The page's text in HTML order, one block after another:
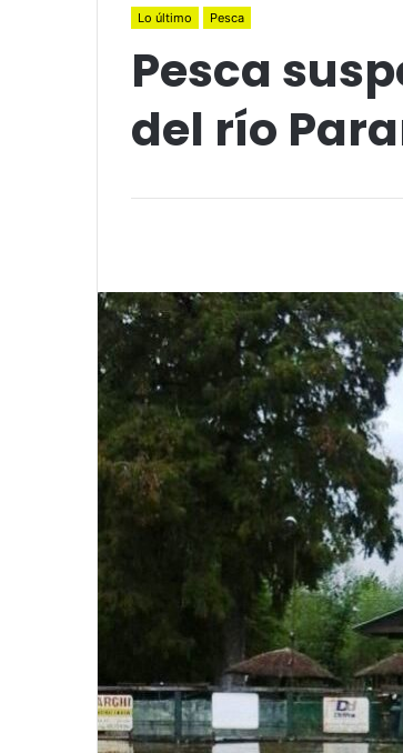
Lo último Pesca
Pesca
del río